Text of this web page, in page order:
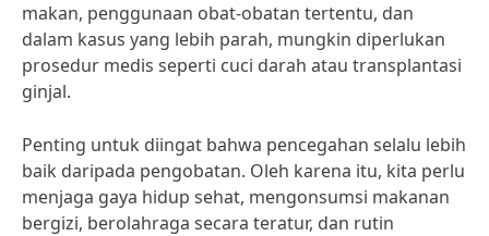
makan, penggunaan obat-obatan tertentu, dan
dalam kasus yang lebih parah, mungkin diperlukan
prosedur medis seperti cuci darah atau transplantasi
ginjal.
Penting untuk diingat bahwa pencegahan selalu lebih
baik daripada pengobatan. Oleh karena itu, kita perlu
menjaga gaya hidup sehat, mengonsumsi makanan
bergizi, berolahraga secara teratur, dan rutin